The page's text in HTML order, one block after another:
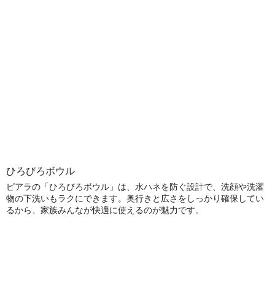
ひろびろボウル
ピアラの「ひろびろボウル」は、水ハネを防ぐ設計で、洗顔や洗濯
物の下洗いもラクにできます。奥行きと広さをしっかり確保してい
るから、家族みんなが快適に使えるのが魅力です。